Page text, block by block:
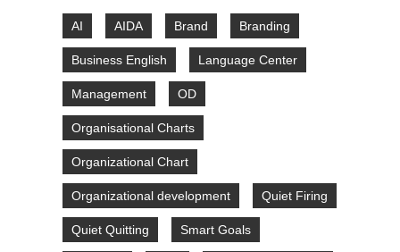
AI AIDA Brand Branding
Business English Language Center
Management OD
Organisational Charts
Organizational Chart
Organizational development Quiet Firing
Quiet Quitting Smart Goals